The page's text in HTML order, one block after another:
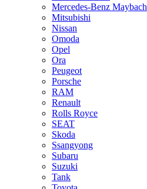
Mercedes-Benz Maybach
Mitsubishi
Nissan
Omoda
Opel
Ora
Peugeot
Porsche
RAM
Renault
Rolls Royce
SEAT
Skoda
Ssangyong
Subaru
Suzuki
Tank